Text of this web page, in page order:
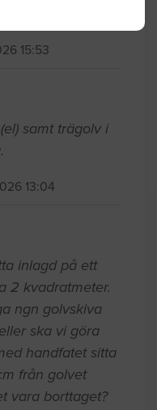
15:53
samt trägolv i
13:04
inlagd på ett
2 kvadratmeter.
ngn golvskiva
ska vi göra
handfatet sitta
från golvet
vara borttaget?